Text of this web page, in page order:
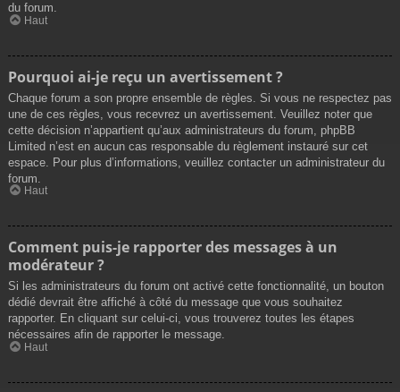
du forum.
Haut
Pourquoi ai-je reçu un avertissement ?
Chaque forum a son propre ensemble de règles. Si vous ne respectez pas
une de ces règles, vous recevrez un avertissement. Veuillez noter que
cette décision n’appartient qu’aux administrateurs du forum, phpBB
Limited n’est en aucun cas responsable du règlement instauré sur cet
espace. Pour plus d’informations, veuillez contacter un administrateur du
forum.
Haut
Comment puis-je rapporter des messages à un
modérateur ?
Si les administrateurs du forum ont activé cette fonctionnalité, un bouton
dédié devrait être affiché à côté du message que vous souhaitez
rapporter. En cliquant sur celui-ci, vous trouverez toutes les étapes
nécessaires afin de rapporter le message.
Haut